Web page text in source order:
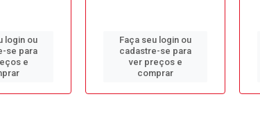
login ou
se para
e
Faça seu login ou
cadastre-se para
ver preços e
comprar